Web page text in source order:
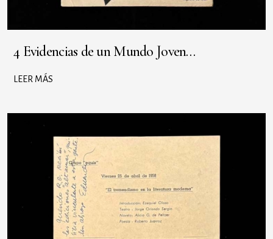
4 Evidencias de un Mundo Joven…
LEER MÁS